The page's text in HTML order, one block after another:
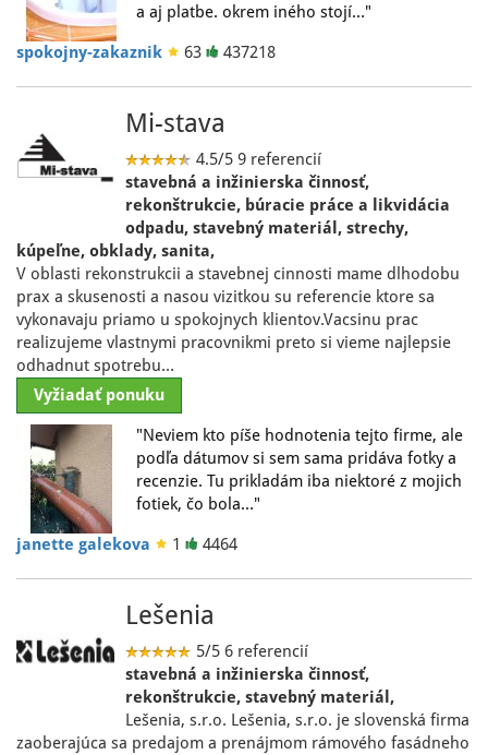
a aj platbe. okrem iného stojí…"
spokojny-zakaznik 63 437218
Mi-stava
4.5/5 9 referencií
stavebná a inžinierska činnosť,
rekonštrukcie, búracie práce a likvidácia
odpadu, stavebný materiál, strechy,
kúpeľne, obklady, sanita,
V oblasti rekonstrukcii a stavebnej cinnosti mame dlhodobu
prax a skusenosti a nasou vizitkou su referencie ktore sa
vykonavaju priamo u spokojnych klientov.Vacsinu prac
realizujeme vlastnymi pracovnikmi preto si vieme najlepsie
odhadnut spotrebu…
Vyžiadať ponuku
"Neviem kto píše hodnotenia tejto firme, ale
podľa dátumov si sem sama pridáva fotky a
recenzie. Tu prikladám iba niektoré z mojich
fotiek, čo bola…"
janette galekova 1 4464
Lešenia
5/5 6 referencií
stavebná a inžinierska činnosť,
rekonštrukcie, stavebný materiál,
Lešenia, s.r.o. Lešenia, s.r.o. je slovenská firma
zaoberajúca sa predajom a prenájmom rámového fasádneho